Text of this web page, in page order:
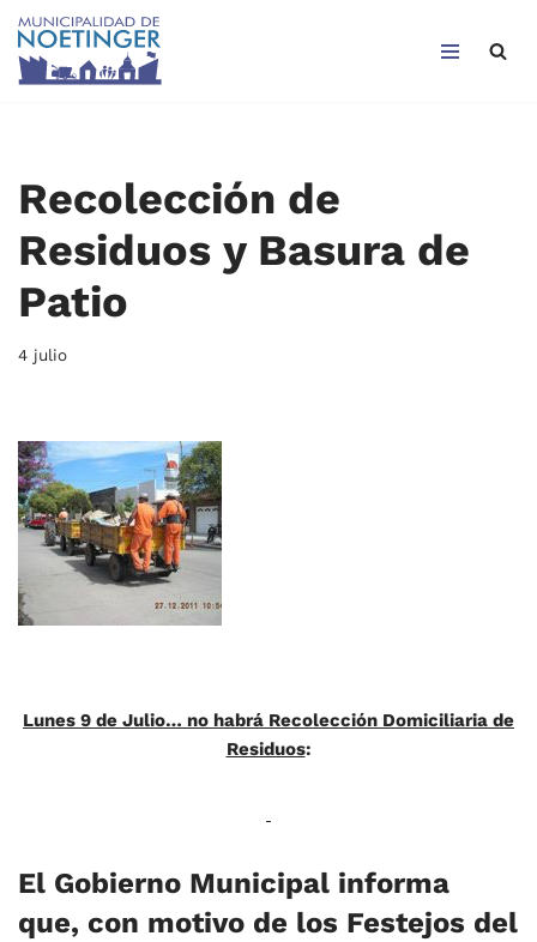
Saltar
Recolección de
Residuos y Basura de
Patio
4 julio
Lunes 9 de Julio… no habrá Recolección Domiciliaria de
Residuos:
El Gobierno Municipal informa
que, con motivo de los Festejos del